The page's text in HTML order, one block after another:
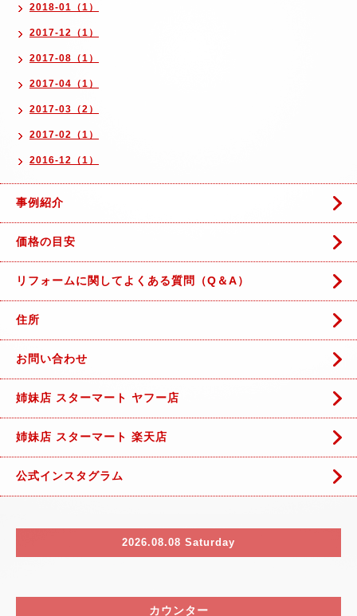
2018-01（1）
2017-12（1）
2017-08（1）
2017-04（1）
2017-03（2）
2017-02（1）
2016-12（1）
事例紹介
価格の目安
リフォームに関してよくある質問（Q＆A）
住所
お問い合わせ
姉妹店 スターマート ヤフー店
姉妹店 スターマート 楽天店
公式インスタグラム
2026.08.08 Saturday
カウンター